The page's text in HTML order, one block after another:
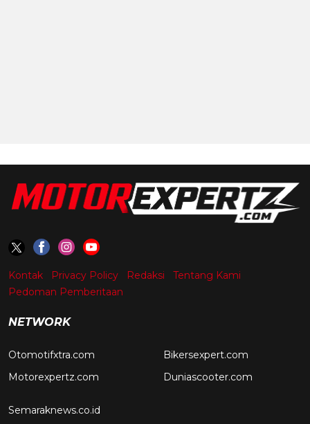
Kontak Privacy Policy Redaksi
Tentang Kami
Pedoman Pemberitaan
NETWORK
Otomotifxtra.com
Motorexpertz.com
Bikersexpert.com
Duniascooter.com
Semaraknews.co.id